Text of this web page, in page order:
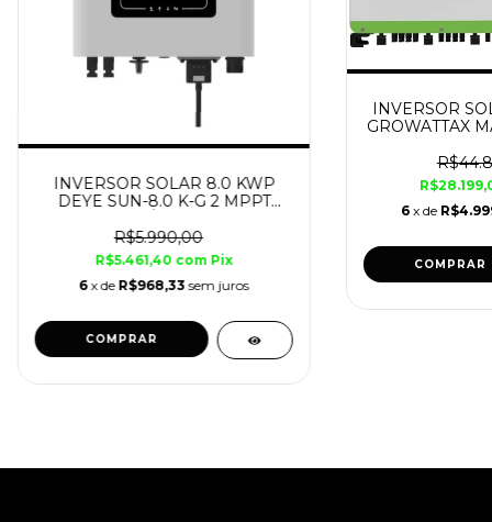
INVERSOR SOLAR 8.0 KWP
DEYE SUN-8.0 K-G 2 MPPT
R$5.990,00
R$5.461,40 com Pix
6 x de R$968,33 sem juros
INVERSOR
GROWATTAX
10MPPT
6 x de